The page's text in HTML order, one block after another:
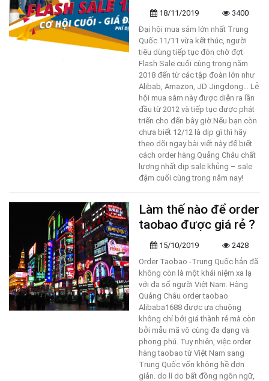
18/11/2019
3400
Đại hội mua sắm lớn nhất Trung
Quốc 11/11 vừa kết thúc, người
tiêu dùng tiếp tục đón chờ đợt
Flash Sale cuối cùng trong năm
2018 đến từ các tập đoàn lớn như
Alibab, Amazon, JD Jingdong… Lễ
hội mua sắm này được diễn ra lần
đầu từ 2012 và tiếp tục được phát
triển cho đến bây giờ.Nếu bạn còn
chưa biết 12/12 là dịp gì thì hãy
theo dõi ngay bài viết này để biết
cách order hàng Quảng Châu chất
lượng nhất dịp sale khủng – sale
đậm cuối cùng trong năm nay!
Làm thế nào để order
taobao được giá rẻ ?
15/10/2019
2428
Order Taobao -Trung Quốc hẳn đã
không còn là một khái niệm xa lạ
với đa số người Việt Nam. Hàng
Quảng Châu order taobao
Alibaba1688 được ưa chuộng
không chỉ bởi giá thành rẻ mà còn
bởi mẫu mã vô cùng đa dạng và
phong phú. Tuy nhiên, việc order
hàng taobao từ Việt Nam sang
Trung Quốc vốn không hề đơn
giản. do lí do bất đồng ngôn ngữ,